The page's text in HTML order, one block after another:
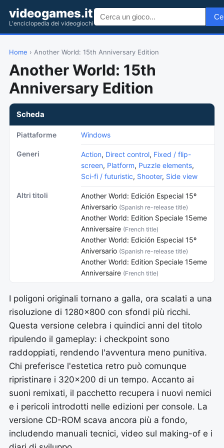
videogames.it
L'enciclopedia dei videogiochi
Home › Another World: 15th Anniversary Edition
Another World: 15th
Anniversary Edition
Scheda
Piattaforme Windows
Generi Action, Direct control, Fixed / flip-
screen, Platform, Puzzle elements,
Sci-fi / futuristic, Shooter, Side view
Altri titoli
Another World: Edición Especial 15º
Aniversario (Spanish re-release title)
Another World: Edition Speciale 15eme
Anniversaire (French title)
Another World: Edición Especial 15º
Aniversario (Spanish re-release title)
Another World: Edition Speciale 15eme
Anniversaire (French title)
I poligoni originali tornano a galla, ora scalati a una
risoluzione di 1280x800 con sfondi più ricchi.
Questa versione celebra i quindici anni del titolo
ripulendo il gameplay: i checkpoint sono
raddoppiati, rendendo l'avventura meno punitiva.
Chi preferisce l'estetica retro può comunque
ripristinare i 320x200 di un tempo. Accanto ai
suoni remixati, il pacchetto recupera i nuovi nemici
e i pericoli introdotti nelle edizioni per console. La
versione CD-ROM scava ancora più a fondo,
includendo manuali tecnici, video sul making-of e i